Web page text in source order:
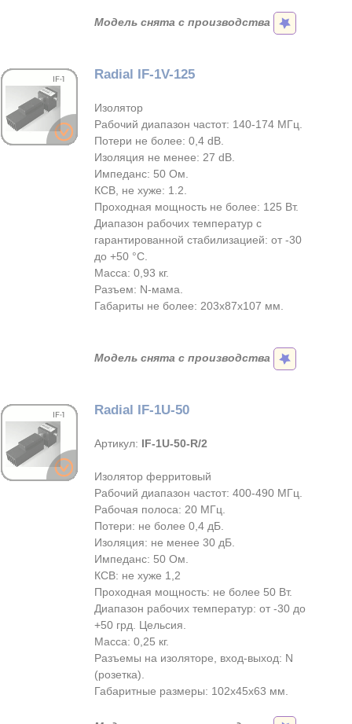
Модель снята с производства
Radial IF-1V-125
Изолятор
Рабочий диапазон частот: 140-174 МГц.
Потери не более: 0,4 dB.
Изоляция не менее: 27 dB.
Импеданс: 50 Ом.
КСВ, не хуже: 1.2.
Проходная мощность не более: 125 Вт.
Диапазон рабочих температур с
гарантированной стабилизацией: от -30
до +50 °С.
Масса: 0,93 кг.
Разъем: N-мама.
Габариты не более: 203x87x107 мм.
Модель снята с производства
Radial IF-1U-50
Артикул: IF-1U-50-R/2
Изолятор ферритовый
Рабочий диапазон частот: 400-490 МГц.
Рабочая полоса: 20 МГц.
Потери: не более 0,4 дБ.
Изоляция: не менее 30 дБ.
Импеданс: 50 Ом.
КСВ: не хуже 1,2
Проходная мощность: не более 50 Вт.
Диапазон рабочих температур: от -30 до
+50 грд. Цельсия.
Масса: 0,25 кг.
Разъемы на изоляторе, вход-выход: N
(розетка).
Габаритные размеры: 102х45х63 мм.